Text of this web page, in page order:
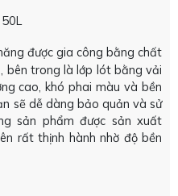
được gia công bằng chất
bên trong là lớp lót bằng vải
cao, khó phai màu và bền
sẽ dễ dàng bảo quản và sử
sản phẩm được sản xuất
rất thịnh hành nhờ độ bền